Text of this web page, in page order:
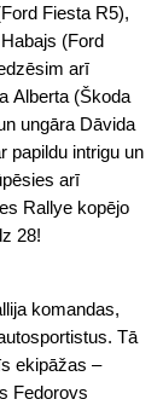
Fiesta R5),
(Ford
arī
Alberta (Škoda
ungāra Dāvida
papildu intrigu un
arī
Rallye kopējo
28!
komandas,
Tā
ekipāžas –
Fedorovs